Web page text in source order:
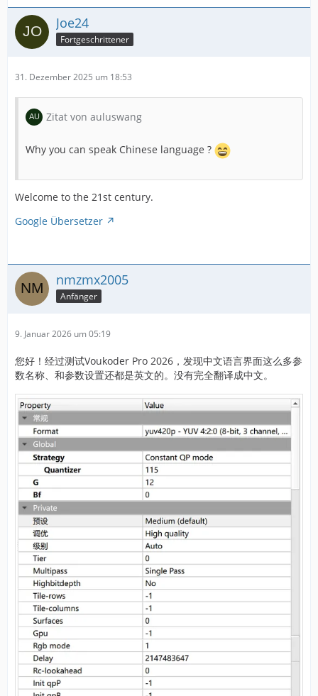
Joe24
Fortgeschrittener
31. Dezember 2025 um 18:53
Zitat von auluswang
Why you can speak Chinese language ?
Welcome to the 21st century.
Google Übersetzer
nmzmx2005
Anfänger
9. Januar 2026 um 05:19
您好！经过测试Voukoder Pro 2026，发现中文语言界面这么多参
数名称、和参数设置还都是英文的。没有完全翻译成中文。